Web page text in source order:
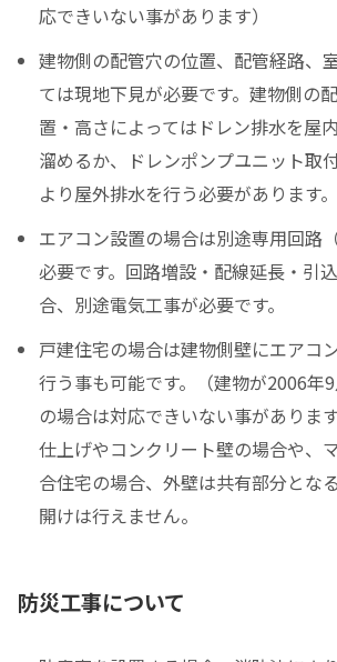
応できいない事があります）
建物側の配管穴の位置、配管経路、
ては現地下見が必要です。建物側の
置・高さによってはドレン排水を屋
溜めるか、ドレンポンプユニット取
より屋外排水を行う必要があります。
エアコン設置の場合は別途専用回路
必要です。回路増設・配線延長・引
合、別途電気工事が必要です。
戸建住宅の場合は建物側壁にエアコ
行う事も可能です。（建物が2006年
の場合は対応できいない事がありま
仕上げやコンクリート壁の場合や、
合住宅の場合、外壁は共有部分とな
開けは行えません。
防災工事について